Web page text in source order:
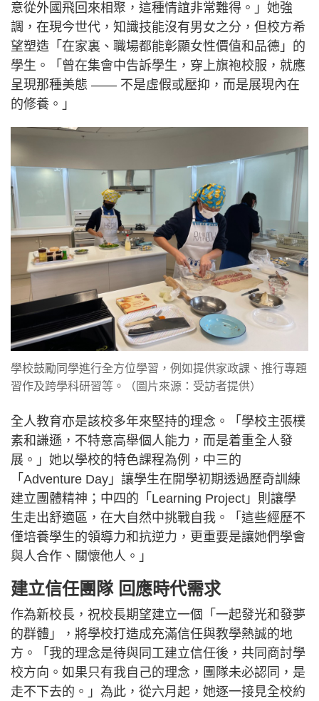
意從外國飛回來相聚，這種情誼非常難得。」她強
調，在現今世代，知識技能沒有男女之分，但校方希
望塑造「在家裏、職場都能彰顯女性價值和品德」的
學生。「曾在集會中告訴學生，穿上旗袍校服，就應
呈現那種美態 —— 不是虛假或壓抑，而是展現內在
的修養。」
學校鼓勵同學進行全方位學習，例如提供家政課、推行專題
習作及跨學科研習等。（圖片來源：受訪者提供）
全人教育亦是該校多年來堅持的理念。「學校主張樸
素和謙遜，不特意高舉個人能力，而是着重全人發
展。」她以學校的特色課程為例，中三的
「Adventure Day」讓學生在開學初期透過歷奇訓練
建立團體精神；中四的「Learning Project」則讓學
生走出舒適區，在大自然中挑戰自我。「這些經歷不
僅培養學生的領導力和抗逆力，更重要是讓她們學會
與人合作、關懷他人。」
建立信任團隊 回應時代需求
作為新校長，祝校長期望建立一個「一起發光和發夢
的群體」，將學校打造成充滿信任與教學熱誠的地
方。「我的理念是待與同工建立信任後，共同商討學
校方向。如果只有我自己的理念，團隊未必認同，是
走不下去的。」為此，從六月起，她逐一接見全校約